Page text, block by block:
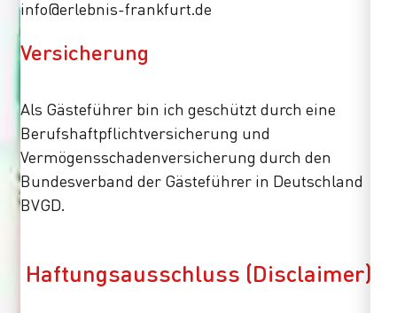
info@erlebnis-frankfurt.de
Versicherung
Als Gästeführer bin ich geschützt durch eine
Berufshaftpflichtversicherung und
Vermögensschadenversicherung durch den
Bundesverband der Gästeführer in Deutschland
BVGD.
Haftungsausschluss (Disclaimer)